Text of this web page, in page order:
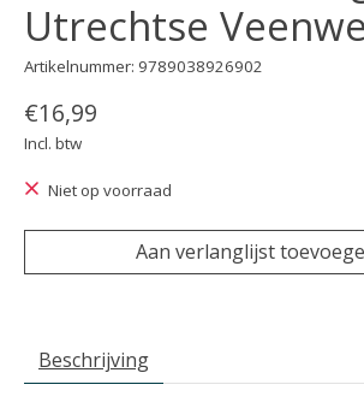
Utrechtse
Artikelnummer: 9789038926902
€16,99
Incl. btw
Niet op voorraad
Aan verlanglijst
Beschrijving